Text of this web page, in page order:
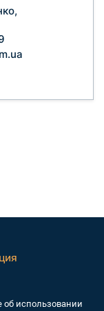
об использовании